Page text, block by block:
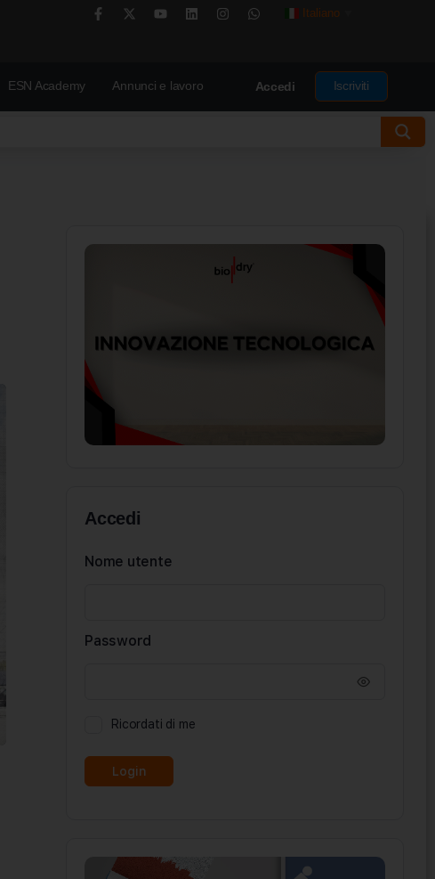
Italiano
ESN Academy Annunci e lavoro Accedi Iscriviti
Accedi
Nome utente
Password
Ricordati di me